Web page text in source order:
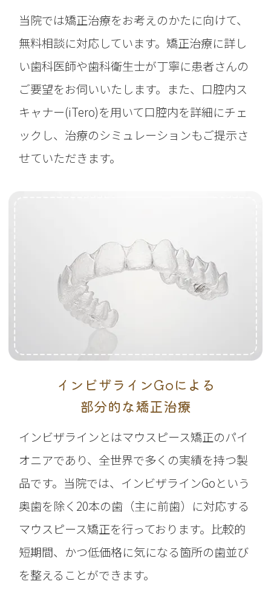
当院では矯正治療をお考えのかたに向けて、
無料相談に対応しています。矯正治療に詳し
い歯科医師や歯科衛生士が丁寧に患者さんの
ご要望をお伺いいたします。また、口腔内ス
キャナー(iTero)を用いて口腔内を詳細にチェ
ックし、治療のシミュレーションもご提示さ
せていただきます。
インビザラインGoによる
部分的な矯正治療
インビザラインとはマウスピース矯正のパイ
オニアであり、全世界で多くの実績を持つ製
品です。当院では、インビザラインGoという
奥歯を除く20本の歯（主に前歯）に対応する
マウスピース矯正を行っております。比較的
短期間、かつ低価格に気になる箇所の歯並び
を整えることができます。